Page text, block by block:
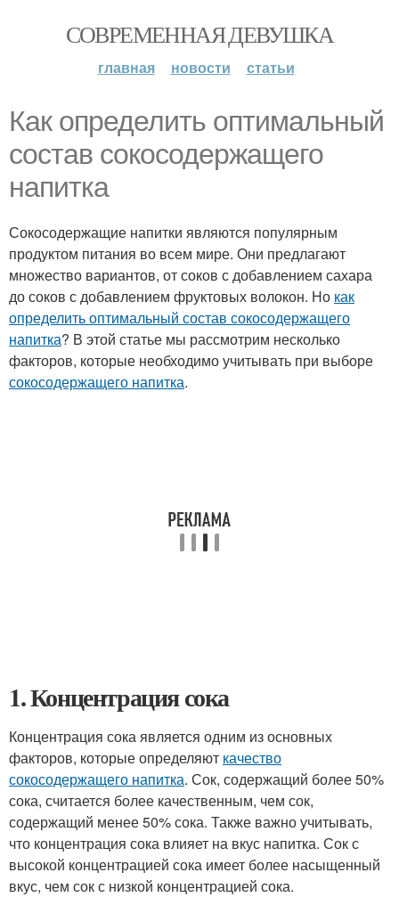
СОВРЕМЕННАЯ ДЕВУШКА
главная новости статьи
Как определить оптимальный
состав сокосодержащего
напитка
Сокосодержащие напитки являются популярным
продуктом питания во всем мире. Они предлагают
множество вариантов, от соков с добавлением сахара
до соков с добавлением фруктовых волокон. Но как
определить оптимальный состав сокосодержащего
напитка? В этой статье мы рассмотрим несколько
факторов, которые необходимо учитывать при выборе
сокосодержащего напитка.
1. Концентрация сока
Концентрация сока является одним из основных
факторов, которые определяют качество
сокосодержащего напитка. Сок, содержащий более 50%
сока, считается более качественным, чем сок,
содержащий менее 50% сока. Также важно учитывать,
что концентрация сока влияет на вкус напитка. Сок с
высокой концентрацией сока имеет более насыщенный
вкус, чем сок с низкой концентрацией сока.